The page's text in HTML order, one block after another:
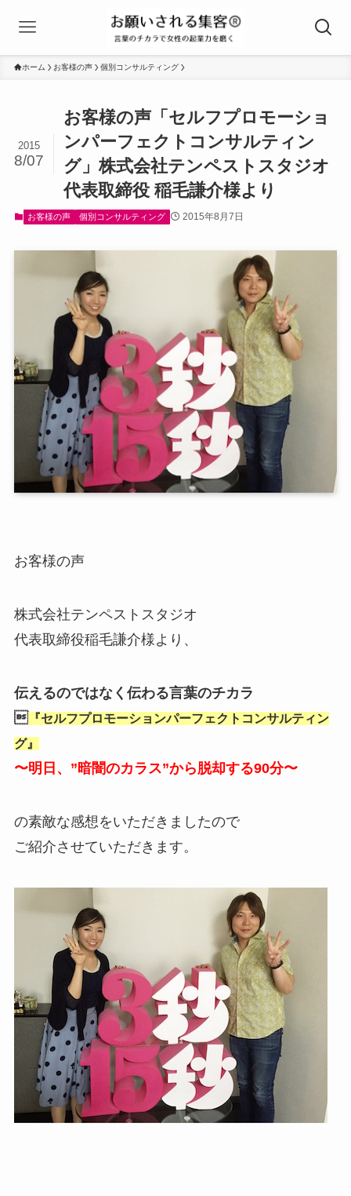
ホーム お客様の声 個別コンサルティング
お客様の声「セルフプロモーショ
ンパーフェクトコンサルティン
グ」株式会社テンペストスタジオ
代表取締役 稲毛謙介様より
2015
8/07
お客様の声 個別コンサルティング 2015年8月7日
お客様の声
株式会社テンペストスタジオ
代表取締役稲毛謙介様より、
伝えるのではなく伝わる言葉のチカラ
『セルフプロモーションパーフェクトコンサルティン
グ』
〜明日、”暗闇のカラス”から脱却する90分〜
の素敵な感想をいただきましたので
ご紹介させていただきます。